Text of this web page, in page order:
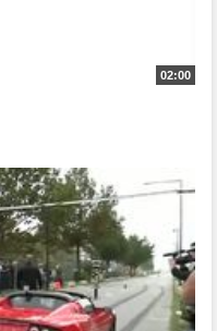
02:00